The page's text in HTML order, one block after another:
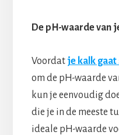
De pH-waarde van
Voordat je kalk
om de pH-waarde
kun je eenvoudig
die je in de meeste
ideale pH-waarde